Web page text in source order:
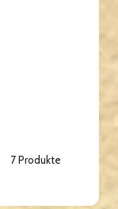
7 Produkte